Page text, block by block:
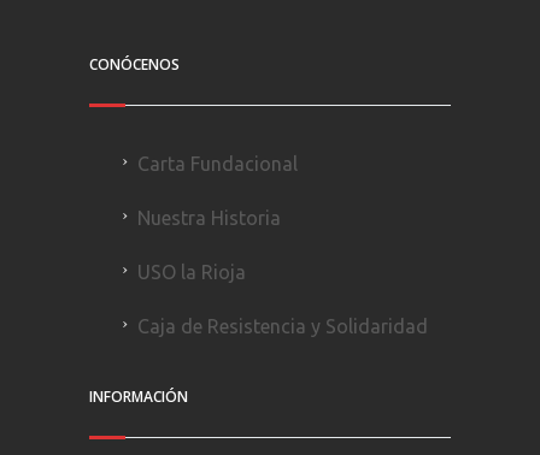
CONÓCENOS
Carta Fundacional
Nuestra Historia
USO la Rioja
Caja de Resistencia y Solidaridad
INFORMACIÓN